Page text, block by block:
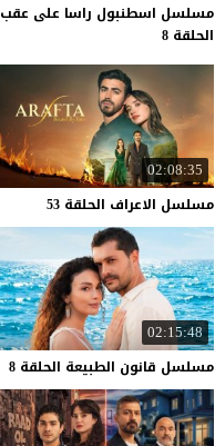
مسلسل اسطنبول راسا على عقب
الحلقة 8
02:08:35
مسلسل الاعراف الحلقة 53
02:15:48
مسلسل قانون الطبيعة الحلقة 8